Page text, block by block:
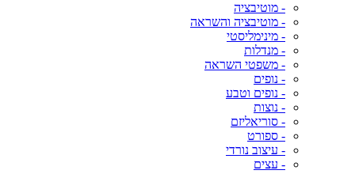
- מוטיבציה
- מוטיבציה והשראה
- מינימליסטי
- מנדלות
- משפטי השראה
- נופים
- נופים וטבע
- נוצות
- סוריאליזם
- ספורט
- עיצוב נורדי
- עצים